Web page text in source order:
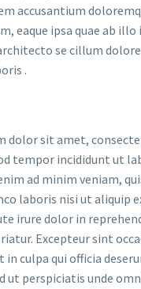
accusantium
eaque ipsa quae ab
se cillum
.
dolor sit amet,
tempor incididunt ut
ad minim veniam,
laboris nisi ut aliquip
irure dolor in
Excepteur sint
in culpa qui officia
ut perspiciatis unde